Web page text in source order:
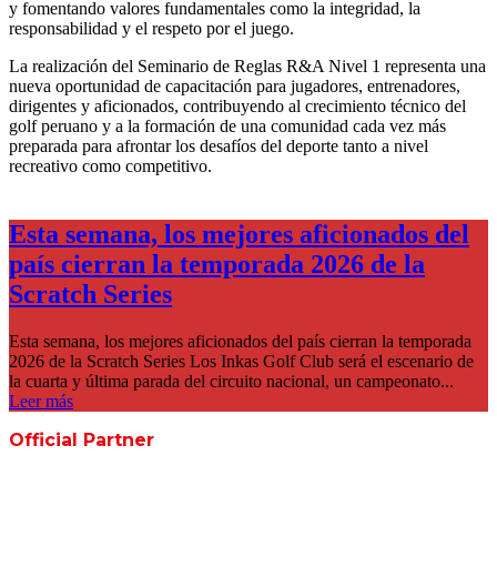
y fomentando valores fundamentales como la integridad, la
responsabilidad y el respeto por el juego.
La realización del Seminario de Reglas R&A Nivel 1 representa una
nueva oportunidad de capacitación para jugadores, entrenadores,
dirigentes y aficionados, contribuyendo al crecimiento técnico del
golf peruano y a la formación de una comunidad cada vez más
preparada para afrontar los desafíos del deporte tanto a nivel
recreativo como competitivo.
Esta semana, los mejores aficionados del
país cierran la temporada 2026 de la
Scratch Series
Esta semana, los mejores aficionados del país cierran la temporada
2026 de la Scratch Series Los Inkas Golf Club será el escenario de
la cuarta y última parada del circuito nacional, un campeonato...
Leer más
Official Partner